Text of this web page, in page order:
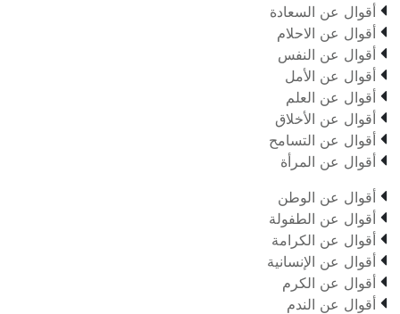
 أقوال عن السعادة
 أقوال عن الاحلام
 أقوال عن النفس
 أقوال عن الأمل
 أقوال عن العلم
 أقوال عن الأخلاق
 أقوال عن التسامح
 أقوال عن المرأة
 أقوال عن الوطن
 أقوال عن الطفولة
 أقوال عن الكرامة
 أقوال عن الإنسانية
 أقوال عن الكرم
 أقوال عن الندم